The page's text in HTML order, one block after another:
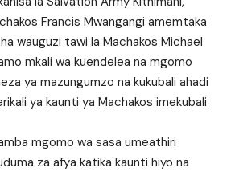
Francis Mwangangi amemtaka
wauguzi tawi la Machakos Michael
mkali wa kuendelea na mgomo
ya mazungumzo na kukubali ahadi
ya kaunti ya Machakos imekubali
mgomo wa sasa umeathiri
za afya katika kaunti hiyo na